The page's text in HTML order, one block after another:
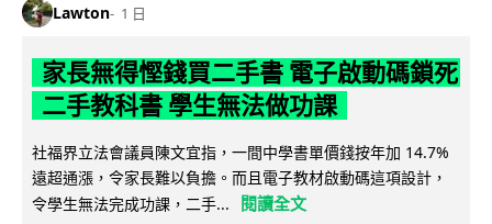
Lawton 1 日
家長無得慳錢買二手書 電子啟動碼鎖死
二手教科書 學生無法做功課
社福界立法會議員陳文宜指，一間中學書單價錢按年加 14.7%
遠超通漲，令家長難以負擔。而且電子教材啟動碼這項設計，
令學生無法完成功課，二手...
閱讀全文